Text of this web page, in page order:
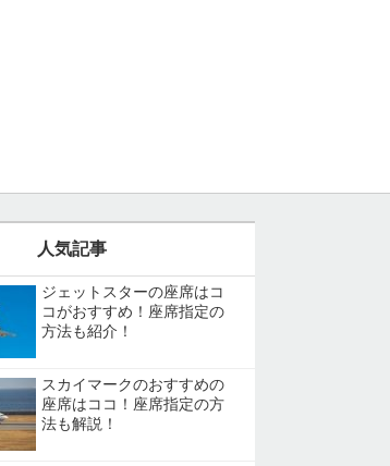
人気記事
ジェットスターの座席はコ
コがおすすめ！座席指定の
方法も紹介！
スカイマークのおすすめの
座席はココ！座席指定の方
法も解説！